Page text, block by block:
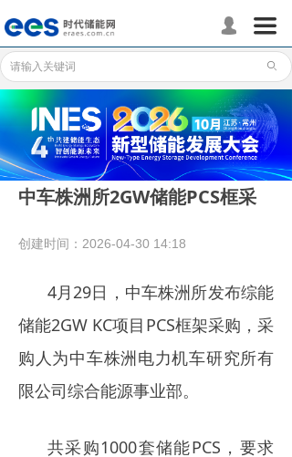
끀
首页
储能分会
储能政策
储能应用
储能技术
国际储能
数据统计
넙
ꄙ
中车株洲所2GW储能PCS框采
4月29日，中车株洲所发布综能
储能2GW KC项目PCS框架采购，采
购人为中车株洲电力机车研究所有
限公司综合能源事业部。
共采购1000套储能PCS，要求
创建时间： 2026-04-30 14:18